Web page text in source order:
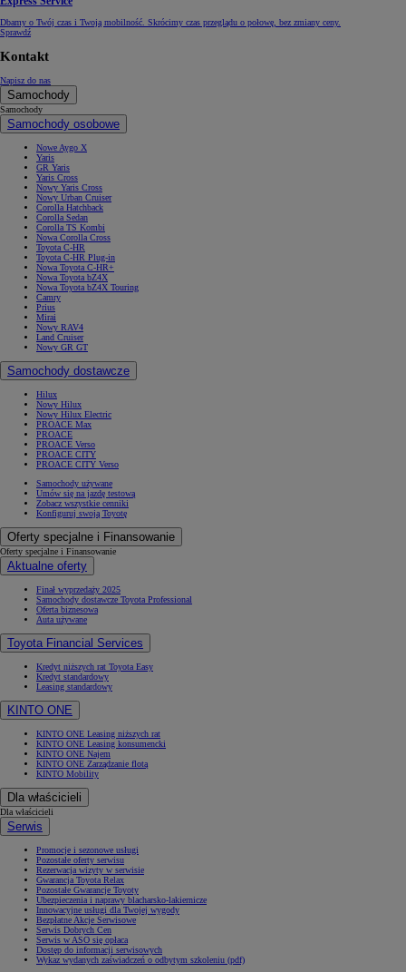
Dbamy o Twój czas i Twoją mobilność. Skrócimy czas przeglądu o połowę, bez zmiany ceny.
Sprawdź
Kontakt
Napisz do nas
Samochody
Samochody
Samochody osobowe
Nowe Aygo X
Yaris
GR Yaris
Yaris Cross
Nowy Yaris Cross
Nowy Urban Cruiser
Corolla Hatchback
Corolla Sedan
Corolla TS Kombi
Nowa Corolla Cross
Toyota C-HR
Toyota C-HR Plug-in
Nowa Toyota C-HR+
Nowa Toyota bZ4X
Nowa Toyota bZ4X Touring
Camry
Prius
Mirai
Nowy RAV4
Land Cruiser
Nowy GR GT
Samochody dostawcze
Hilux
Nowy Hilux
Nowy Hilux Electric
PROACE Max
PROACE
PROACE Verso
PROACE CITY
PROACE CITY Verso
Samochody używane
Umów się na jazdę testową
Zobacz wszystkie cenniki
Konfiguruj swoją Toyotę
Oferty specjalne i Finansowanie
Oferty specjalne i Finansowanie
Aktualne oferty
Finał wyprzedaży 2025
Samochody dostawcze Toyota Professional
Oferta biznesowa
Auta używane
Toyota Financial Services
Kredyt niższych rat Toyota Easy
Kredyt standardowy
Leasing standardowy
KINTO ONE
KINTO ONE Leasing niższych rat
KINTO ONE Leasing konsumencki
KINTO ONE Najem
KINTO ONE Zarządzanie flotą
KINTO Mobility
Dla właścicieli
Dla właścicieli
Serwis
Promocje i sezonowe usługi
Pozostałe oferty serwisu
Rezerwacja wizyty w serwisie
Gwarancja Toyota Relax
Pozostałe Gwarancje Toyoty
Ubezpieczenia i naprawy blacharsko-lakiernicze
Innowacyjne usługi dla Twojej wygody
Bezpłatne Akcje Serwisowe
Serwis Dobrych Cen
Serwis w ASO się opłaca
Dostęp do informacji serwisowych
Wykaz wydanych zaświadczeń o odbytym szkoleniu (pdf)